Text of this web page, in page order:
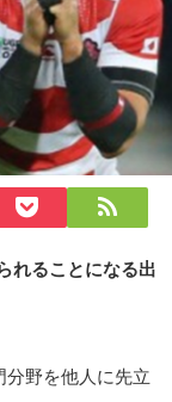
れることになる出
分野を他人に先立